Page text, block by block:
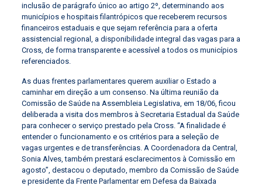
inclusão de parágrafo único ao artigo 2º, determinando aos
municípios e hospitais filantrópicos que receberem recursos
financeiros estaduais e que sejam referência para a oferta
assistencial regional, a disponibilidade integral das vagas para a
Cross, de forma transparente e acessível a todos os municípios
referenciados.
As duas frentes parlamentares querem auxiliar o Estado a
caminhar em direção a um consenso. Na última reunião da
Comissão de Saúde na Assembleia Legislativa, em 18/06, ficou
deliberada a visita dos membros à Secretaria Estadual da Saúde
para conhecer o serviço prestado pela Cross. “A finalidade é
entender o funcionamento e os critérios para a seleção de
vagas urgentes e de transferências. A Coordenadora da Central,
Sonia Alves, também prestará esclarecimentos à Comissão em
agosto”, destacou o deputado, membro da Comissão de Saúde
e presidente da Frente Parlamentar em Defesa da Baixada